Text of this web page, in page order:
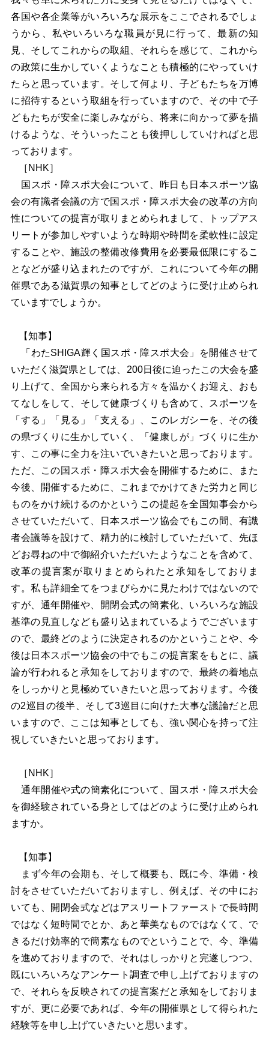
各国や各企業等がいろいろな展示をここでされるでしょ
うから、私やいろいろな職員が見に行って、最新の知
見、そしてこれからの取組、それらを感じて、これから
の政策に生かしていくようなことも積極的にやっていけ
たらと思っています。そして何より、子どもたちを万博
に招待するという取組を行っていますので、その中で子
どもたちが安全に楽しみながら、将来に向かって夢を描
けるような、そういったことも後押ししていければと思
っております。
［NHK］
国スポ・障スポ大会について、昨日も日本スポーツ協
会の有識者会議の方で国スポ・障スポ大会の改革の方向
性についての提言が取りまとめられまして、トップアス
リートが参加しやすいような時期や時間を柔軟性に設定
することや、施設の整備改修費用を必要最低限にするこ
となどが盛り込まれたのですが、これについて今年の開
催県である滋賀県の知事としてどのように受け止められ
ていますでしょうか。
【知事】
「わたSHIGA輝く国スポ・障スポ大会」を開催させて
いただく滋賀県としては、200日後に迫ったこの大会を盛
り上げて、全国から来られる方々を温かくお迎え、おも
てなしをして、そして健康づくりも含めて、スポーツを
「する」「見る」「支える」、このレガシーを、その後
の県づくりに生かしていく、「健康しが」づくりに生か
す、この事に全力を注いでいきたいと思っております。
ただ、この国スポ・障スポ大会を開催するために、また
今後、開催するために、これまでかけてきた労力と同じ
ものをかけ続けるのかというこの提起を全国知事会から
させていただいて、日本スポーツ協会でもこの間、有識
者会議等を設けて、精力的に検討していただいて、先ほ
どお尋ねの中で御紹介いただいたようなことを含めて、
改革の提言案が取りまとめられたと承知をしておりま
す。私も詳細全てをつまびらかに見たわけではないので
すが、通年開催や、開閉会式の簡素化、いろいろな施設
基準の見直しなども盛り込まれているようでございます
ので、最終どのように決定されるのかということや、今
後は日本スポーツ協会の中でもこの提言案をもとに、議
論が行われると承知をしておりますので、最終の着地点
をしっかりと見極めていきたいと思っております。 今後
の2巡目の後半、そして3巡目に向けた大事な議論だと思
いますので、ここは知事としても、強い関心を持って注
視していきたいと思っております。
［NHK］
通年開催や式の簡素化について、国スポ・障スポ大会
を御経験されている身としてはどのように受け止められ
ますか。
【知事】
まず今年の会期も、そして概要も、既に今、準備・検
討をさせていただいておりますし、例えば、その中にお
いても、開閉会式などはアスリートファーストで長時間
ではなく短時間でとか、あと華美なものではなくて、で
きるだけ効率的で簡素なものでということで、今、準備
を進めておりますので、それはしっかりと完遂しつつ、
既にいろいろなアンケート調査で申し上げておりますの
で、それらを反映されての提言案だと承知をしておりま
すが、更に必要であれば、今年の開催県として得られた
経験等を申し上げていきたいと思います。